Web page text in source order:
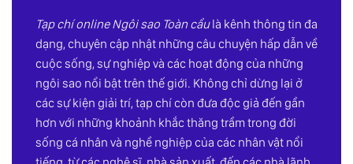
Tạp chí online Ngôi sao Toàn cầulà kênh thông tin đa
dạng, chuyên cập nhật những câu chuyện hấp dẫn về
cuộc sống, sự nghiệp và các hoạt động của những
ngôi sao nổi bật trên thế giới. Không chỉ dừng lại ở
các sự kiện giải trí, tạp chí còn đưa độc giả đến gần
hơn với những khoảnh khắc thăng trầm trong đời
sống cá nhân và nghề nghiệp của các nhân vật nổi